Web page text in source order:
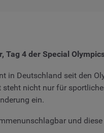
Tag 4 der Special
in Deutschland seit den
steht nicht nur für
ein.
und